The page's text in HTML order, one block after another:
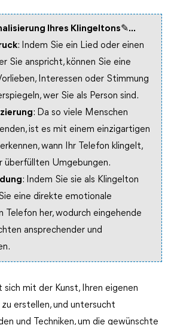
Ihres Klingeltons✎...
: Indem Sie ein Lied oder einen
Sie anspricht, können Sie eine
Interessen oder Stimmung
wer Sie als Person sind.
: Da so viele Menschen
ist es mit einem einzigartigen
wann Ihr Telefon klingelt,
überfüllten Umgebungen.
: Indem Sie sie als Klingelton
eine direkte emotionale
Telefon her, wodurch eingehende
ansprechender und
mit der Kunst, Ihren eigenen
erstellen, und untersucht
und Techniken, um die gewünschte